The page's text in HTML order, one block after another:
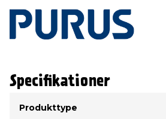
Specifikationer
Produkttype